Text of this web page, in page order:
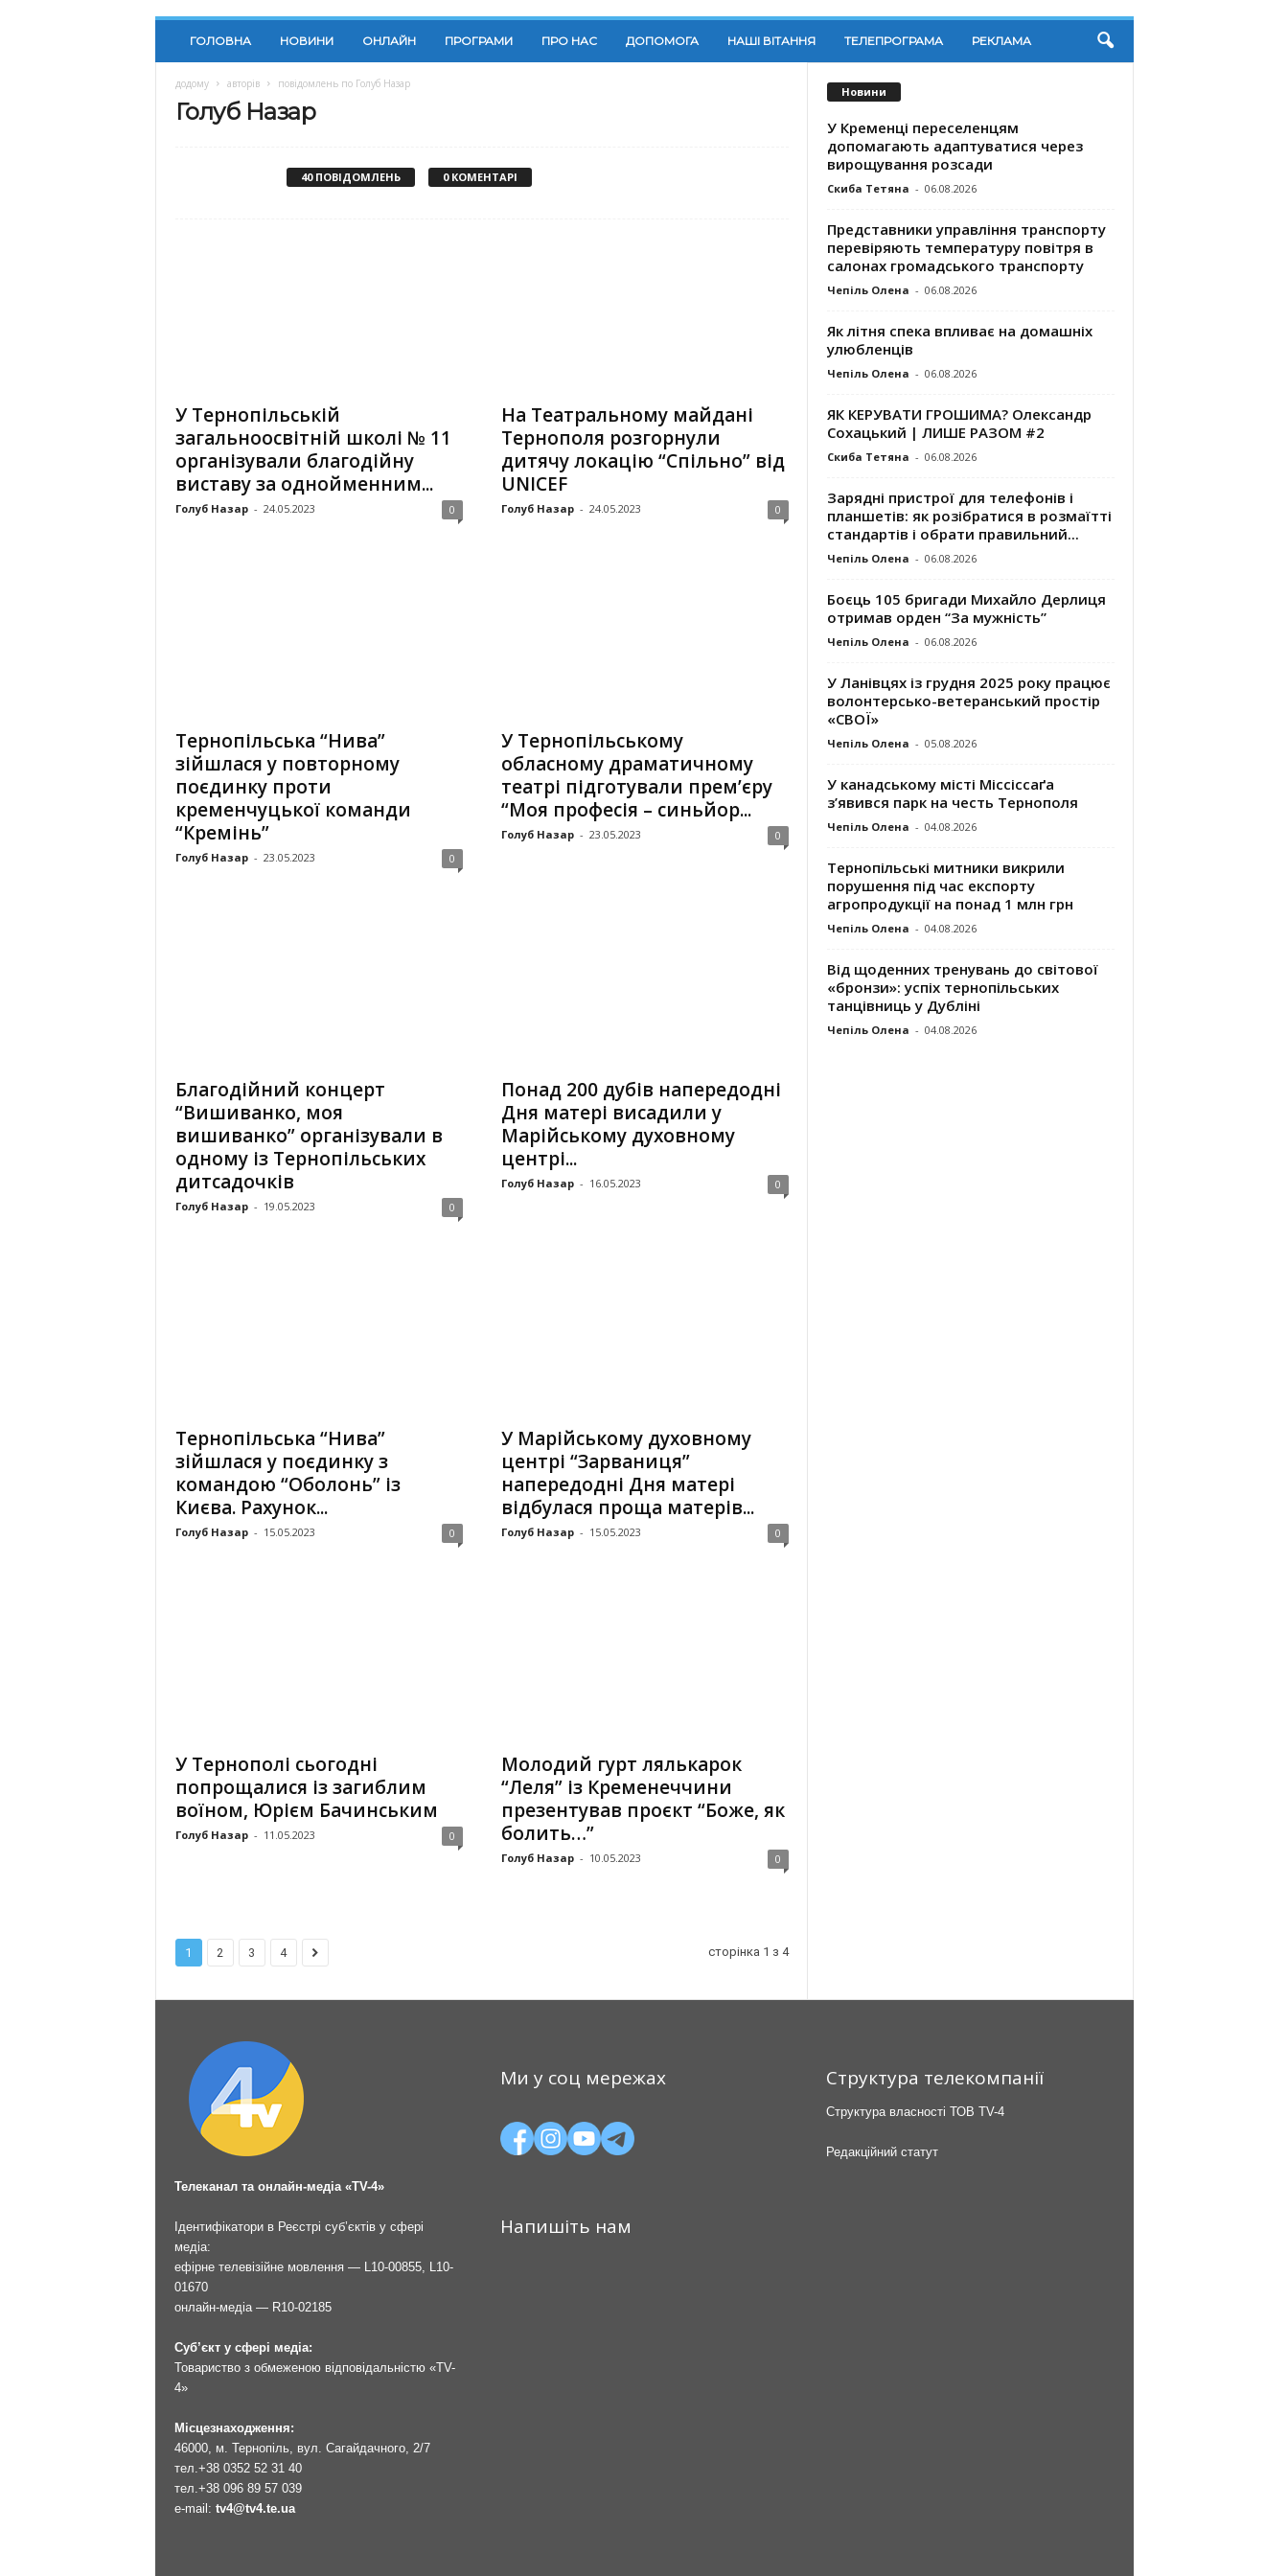
ГОЛОВНА НОВИНИ ОНЛАЙН ПРОГРАМИ ПРО НАС ДОПОМОГА НАШІ ВІТАННЯ ТЕЛЕПРОГРАМА РЕКЛАМА
додому авторів повідомлень по Голуб Назар
Голуб Назар
40 ПОВІДОМЛЕНЬ 0 КОМЕНТАРІ
У Тернопільській
загальноосвітній школі № 11
організували благодійну
виставу за однойменним...
Голуб Назар - 24.05.2023 0
На Театральному майдані
Тернополя розгорнули
дитячу локацію “Спільно” від
UNICEF
Голуб Назар - 24.05.2023 0
Тернопільська “Нива”
зійшлася у повторному
поєдинку проти
кременчуцької команди
“Кремінь”
Голуб Назар - 23.05.2023 0
У Тернопільському
обласному драматичному
театрі підготували прем’єру
“Моя професія – синьйор...
Голуб Назар - 23.05.2023 0
Благодійний концерт
“Вишиванко, моя
вишиванко” організували в
одному із Тернопільських
дитсадочків
Голуб Назар - 19.05.2023 0
Понад 200 дубів напередодні
Дня матері висадили у
Марійському духовному
центрі...
Голуб Назар - 16.05.2023 0
Тернопільська “Нива”
зійшлася у поєдинку з
командою “Оболонь” із
Києва. Рахунок...
Голуб Назар - 15.05.2023 0
У Марійському духовному
центрі “Зарваниця”
напередодні Дня матері
відбулася проща матерів...
Голуб Назар - 15.05.2023 0
У Тернополі сьогодні
попрощалися із загиблим
воїном, Юрієм Бачинським
Голуб Назар - 11.05.2023 0
Молодий гурт лялькарок
“Леля” із Кременеччини
презентував проєкт “Боже, як
болить…”
Голуб Назар - 10.05.2023 0
1 2 3 4 сторінка 1 з 4
Новини
У Кременці переселенцям
допомагають адаптуватися через
вирощування розсади
Скиба Тетяна - 06.08.2026
Представники управління транспорту
перевіряють температуру повітря в
салонах громадського транспорту
Чепіль Олена - 06.08.2026
Як літня спека впливає на домашніх
улюбленців
Чепіль Олена - 06.08.2026
ЯК КЕРУВАТИ ГРОШИМА? Олександр
Сохацький | ЛИШЕ РАЗОМ #2
Скиба Тетяна - 06.08.2026
Зарядні пристрої для телефонів і
планшетів: як розібратися в розмаїтті
стандартів і обрати правильний...
Чепіль Олена - 06.08.2026
Боєць 105 бригади Михайло Дерлиця
отримав орден “За мужність”
Чепіль Олена - 06.08.2026
У Ланівцях із грудня 2025 року працює
волонтерсько-ветеранський простір
«СВОЇ»
Чепіль Олена - 05.08.2026
У канадському місті Міссіссаґа
з’явився парк на честь Тернополя
Чепіль Олена - 04.08.2026
Тернопільські митники викрили
порушення під час експорту
агропродукції на понад 1 млн грн
Чепіль Олена - 04.08.2026
Від щоденних тренувань до світової
«бронзи»: успіх тернопільських
танцівниць у Дубліні
Чепіль Олена - 04.08.2026
Телеканал та онлайн-медіа «TV-4»
Ідентифікатори в Реєстрі суб’єктів у сфері
медіа:
ефірне телевізійне мовлення — L10-00855, L10-
01670
онлайн-медіа — R10-02185
Суб’єкт у сфері медіа:
Товариство з обмеженою відповідальністю «TV-
4»
Місцезнаходження:
46000, м. Тернопіль, вул. Сагайдачного, 2/7
тел.+38 0352 52 31 40
тел.+38 096 89 57 039
e-mail: tv4@tv4.te.ua
Ми у соц мережах
Напишіть нам
Структура телекомпанії
Структура власності ТОВ TV-4
Редакційний статут